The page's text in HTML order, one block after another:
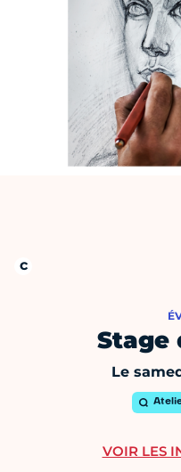
Stage
Le
VOIR LES